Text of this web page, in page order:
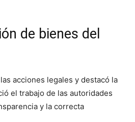
de bienes del
acciones legales y destacó la
el trabajo de las autoridades
y la correcta